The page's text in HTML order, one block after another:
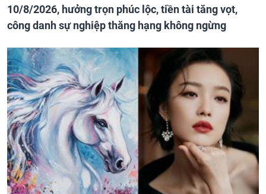
10/8/2026, hưởng trọn phúc lộc, tiền tài tăng vọt,
công danh sự nghiệp thăng hạng không ngừng